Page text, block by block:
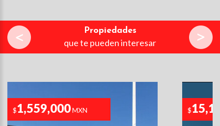
Propiedades
que te pueden interesar
$1,559,000MXN $